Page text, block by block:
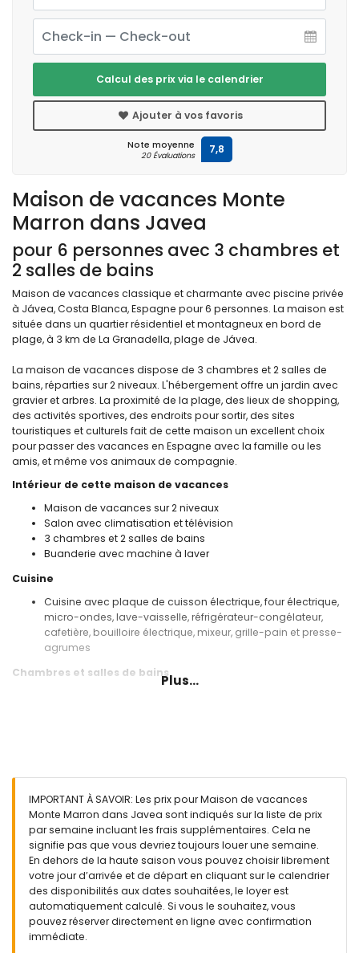
Maison de vacances Monte
Marron dans Javea
pour 6 personnes avec 3 chambres et
2 salles de bains
Maison de vacances classique et charmante avec piscine privée
à Jávea, Costa Blanca, Espagne pour 6 personnes. La maison est
située dans un quartier résidentiel et montagneux en bord de
plage, à 3 km de La Granadella, plage de Jávea.
La maison de vacances dispose de 3 chambres et 2 salles de
bains, réparties sur 2 niveaux. L'hébergement offre un jardin avec
gravier et arbres. La proximité de la plage, des lieux de shopping,
des activités sportives, des endroits pour sortir, des sites
touristiques et culturels fait de cette maison un excellent choix
pour passer des vacances en Espagne avec la famille ou les
amis, et même vos animaux de compagnie.
Intérieur de cette maison de vacances
Maison de vacances sur 2 niveaux
Salon avec climatisation et télévision
3 chambres et 2 salles de bains
Buanderie avec machine à laver
Cuisine
Cuisine avec plaque de cuisson électrique, four électrique,
micro-ondes, lave-vaisselle, réfrigérateur-congélateur,
cafetière, bouilloire électrique, mixeur, grille-pain et presse-
agrumes
Chambres et salles de bains
Terrain clos
Piscine privée mesurant 10m x 5m et 2m de profondeur
Jardin avec gravier, arbres et mobilier de jardin avec
transats
3 terrasses, dont 1 couverte
Barbecue
Espace de détente et salle à manger extérieure
Espace de stationnement commun
Informations supplémentaires
Plus...
IMPORTANT À SAVOIR: Les prix pour Maison de vacances
Monte Marron dans Javea sont indiqués sur la liste de prix
par semaine incluant les frais supplémentaires. Cela ne
signifie pas que vous devriez toujours louer une semaine.
En dehors de la haute saison vous pouvez choisir librement
votre jour d’arrivée et de départ en cliquant sur le calendrier
des disponibilités aux dates souhaitées, le loyer est
automatiquement calculé. Si vous le souhaitez, vous
pouvez réserver directement en ligne avec confirmation
immédiate.
Calcul des prix via le calendrier
Ajouter à vos favoris
Note moyenne
20 Évaluations 7,8